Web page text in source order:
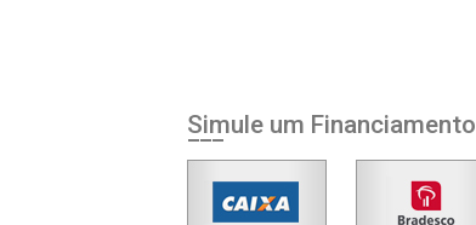
Simule um Financiamento